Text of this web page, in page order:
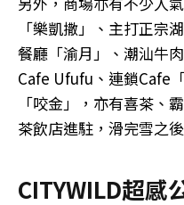
「樂凱撒」、主打正宗
餐廳「渝月」、潮汕牛
Cafe Ufufu、連鎖Cafe
「咬金」，亦有喜茶、
茶飲店進駐，滑完雪之
CITYWILD超感